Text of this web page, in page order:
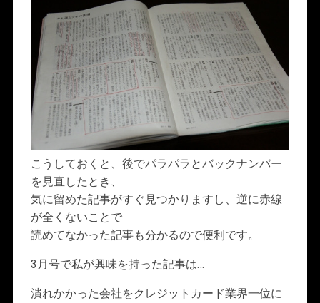
こうしておくと、後でパラパラとバックナンバー
を見直したとき、
気に留めた記事がすぐ見つかりますし、逆に赤線
が全くないことで
読めてなかった記事も分かるので便利です。
3月号で私が興味を持った記事は…
潰れかかった会社をクレジットカード業界一位に